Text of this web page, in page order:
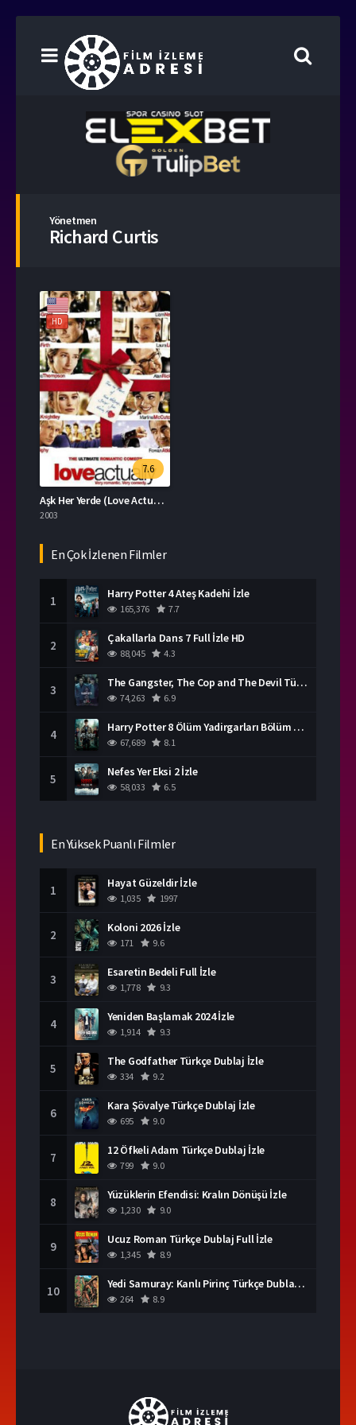
Yönetmen
Richard Curtis
HD
7.6
Aşk Her Yerde (Love Actually) İzle
2003
En Çok İzlenen Filmler
1 Harry Potter 4 Ateş Kadehi İzle
165,376 7.7
2 Çakallarla Dans 7 Full İzle HD
88,045 4.3
3 The Gangster, The Cop and The Devil Türkçe Dublaj İzle
74,263 6.9
4 Harry Potter 8 Ölüm Yadirgarları Bölüm 2 İzle
67,689 8.1
5 Nefes Yer Eksi 2 İzle
58,033 6.5
En Yüksek Puanlı Filmler
1 Hayat Güzeldir İzle
1,035 1997
2 Koloni 2026 İzle
171 9.6
3 Esaretin Bedeli Full İzle
1,778 9.3
4 Yeniden Başlamak 2024 İzle
1,914 9.3
5 The Godfather Türkçe Dublaj İzle
334 9.2
6 Kara Şövalye Türkçe Dublaj İzle
695 9.0
7 12 Öfkeli Adam Türkçe Dublaj İzle
799 9.0
8 Yüzüklerin Efendisi: Kralın Dönüşü İzle
1,230 9.0
9 Ucuz Roman Türkçe Dublaj Full İzle
1,345 8.9
10 Yedi Samuray: Kanlı Pirinç Türkçe Dublaj İzle
264 8.9